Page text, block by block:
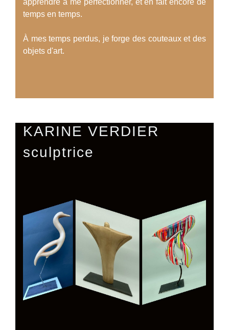
apprendre à me perfectionner, et en fait encore de
temps en temps.
À mes temps perdus, je forge des couteaux et des
objets d'art.
KARINE VERDIER
sculptrice